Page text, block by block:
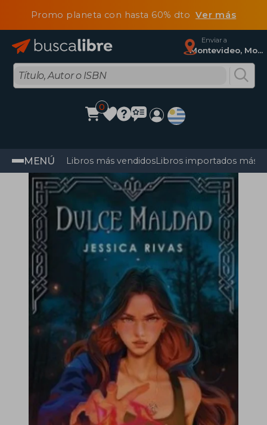
Promo planeta con hasta 60% dtoVer más
Enviar a
Montevideo, Montevideo
0
MENÚ Libros más vendidosLibros importados más